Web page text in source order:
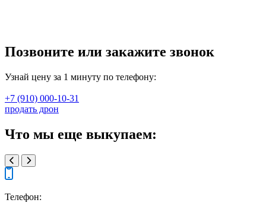
Позвоните или закажите звонок
Узнай цену за 1 минуту по телефону:
+7 (910) 000-10-31
продать дрон
Что мы еще выкупаем:
Телефон: